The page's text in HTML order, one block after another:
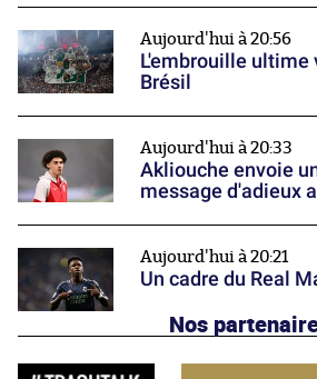
Aujourd'hui à 20:56
L'embrouille ultime
Brésil
Aujourd'hui à 20:33
Akliouche envoie
message d'adieux
Aujourd'hui à 20:21
Un cadre du Real
Nos